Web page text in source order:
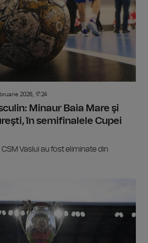
2026, 17:24
Minaur Baia Mare şi
în semifinalele Cupei
Vaslui au fost eliminate din